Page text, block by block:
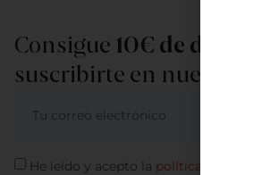
Consigue 10€ de
suscribirte en nuestra
He leído y acepto la política de